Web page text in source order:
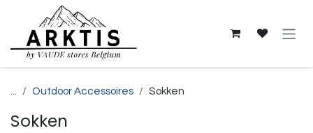
Se rendre au contenu
... Outdoor Accessoires Sokken
Sokken